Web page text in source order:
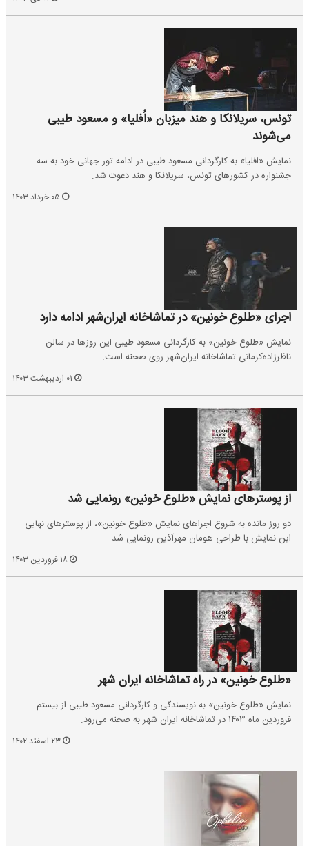
تونس، سریلانکا و هند میزبان «اُفلیا» و مسعود طیبی
می‌شوند
نمایش «افلیا» به کارگردانی مسعود طیبی در ادامه تور جهانی خود به سه
جشنواره در کشورهای تونس، سریلانکا و هند دعوت شد.
اجرای «طلوع خونین» در تماشاخانه ایران‌شهر ادامه دارد
نمایش «طلوع خونین» به کارگردانی مسعود طیبی این روزها در سالن
ناظرزاده‌کرمانی تماشاخانه ایران‌شهر روی صحنه است.
از پوسترهای نمایش «طلوع‌ خونین‌» رونمایی شد
دو روز مانده به شروع اجراهای نمایش «طلوع‌ خونین‌»، از پوسترهای نهایی
این نمایش با طراحی هومان مهرآذین رونمایی شد.
«طلوع خونین‌» در راه تماشاخانه‌ ایران شهر
نمایش «طلوع‌ خونین‌» به نویسندگی و کارگردانی مسعود طیبی از بیستم
فروردین ماه ۱۴۰۳ در تماشاخانه‌ ایران شهر به صحنه‌ می‌رود.